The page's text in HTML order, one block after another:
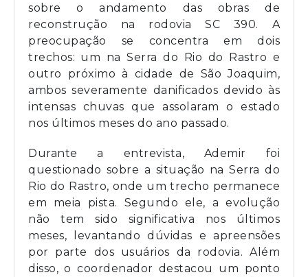
sobre o andamento das obras de
reconstrução na rodovia SC 390. A
preocupação se concentra em dois
trechos: um na Serra do Rio do Rastro e
outro próximo à cidade de São Joaquim,
ambos severamente danificados devido às
intensas chuvas que assolaram o estado
nos últimos meses do ano passado.
Durante a entrevista, Ademir foi
questionado sobre a situação na Serra do
Rio do Rastro, onde um trecho permanece
em meia pista. Segundo ele, a evolução
não tem sido significativa nos últimos
meses, levantando dúvidas e apreensões
por parte dos usuários da rodovia. Além
disso, o coordenador destacou um ponto